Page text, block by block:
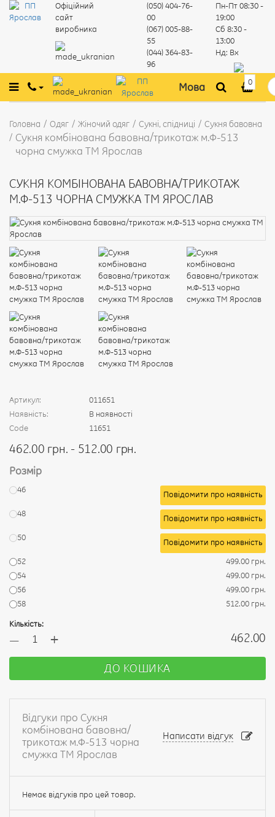
Офіційний
сайт
виробника
(050) 404-76-
00
(067) 005-88-
55
(044) 364-83-
96
Пн-Пт08:30 -
19:00
Сб 8:30 -
13:00
Нд: Вх
Мова 0
Головна Одяг Жіночий одяг Сукні, спідниці Сукня бавовна
Сукня комбінована бавовна/трикотаж м.Ф-513
чорна смужка ТМ Ярослав
СУКНЯ КОМБІНОВАНА БАВОВНА/ТРИКОТАЖ
М.Ф-513 ЧОРНА СМУЖКА ТМ ЯРОСЛАВ
Артикул:
011651
Наявність:
В наявності
Code
11651
462.00 грн. - 512.00 грн.
Розмір
46
Повідомити про наявність
48
Повідомити про наявність
50
Повідомити про наявність
52
499.00 грн.
54
499.00 грн.
56
499.00 грн.
58
512.00 грн.
Кількість:
— + 462.00
ДО КОШИКА
Відгуки про Сукня
комбінована бавовна/
трикотаж м.Ф-513 чорна
смужка ТМ Ярослав
Написати відгук
Немає відгуків про цей товар.
Ваше